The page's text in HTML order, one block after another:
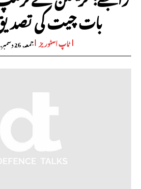
بات چیت کی
ٹاپ اسٹوریز جمعہ, 26 دسمبر, 2025